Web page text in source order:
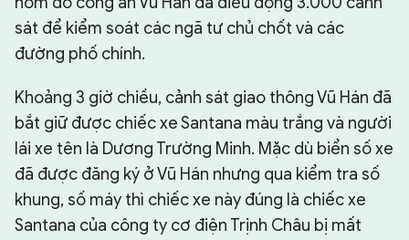
sát để kiểm soát các ngã tư chủ chốt và các
đường phố chính.
Khoảng 3 giờ chiều, cảnh sát giao thông Vũ Hán đã
bắt giữ được chiếc xe Santana màu trắng và người
lái xe tên là Dương Trường Minh. Mặc dù biển số xe
đã được đăng ký ở Vũ Hán nhưng qua kiểm tra số
khung, số máy thì chiếc xe này đúng là chiếc xe
Santana của công ty cơ điện Trịnh Châu bị mất